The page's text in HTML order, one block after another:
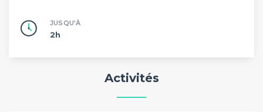
JUSQU'À
2h
Activités